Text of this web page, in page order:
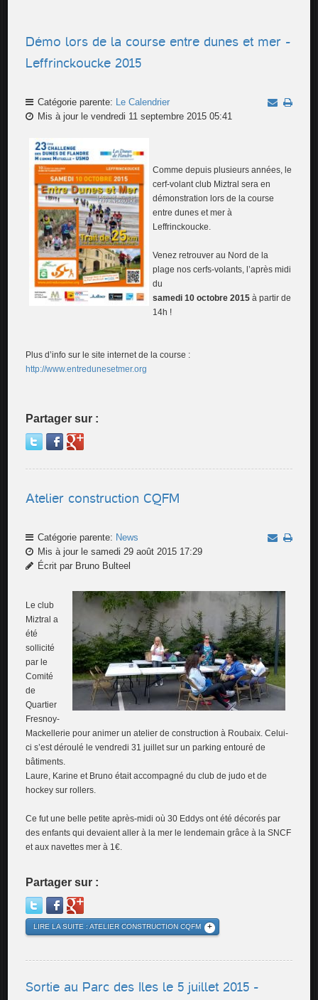
Démo lors de la course entre dunes et mer -
Leffrinckoucke 2015
Catégorie parente: Le Calendrier
Mis à jour le vendredi 11 septembre 2015 05:41
Comme depuis plusieurs années, le
cerf-volant club Miztral sera en
démonstration lors de la course
entre dunes et mer à
Leffrinckoucke.
Venez retrouver au Nord de la
plage nos cerfs-volants, l’après midi
du
samedi 10 octobre 2015 à partir de
14h !
Plus d’info sur le site internet de la course :
http://www.entredunesetmer.org
Partager sur :
Atelier construction CQFM
Catégorie parente: News
Mis à jour le samedi 29 août 2015 17:29
Écrit par Bruno Bulteel
Le club
Miztral a
été
sollicité
par le
Comité
de
Quartier
Fresnoy-
Mackellerie pour animer un atelier de construction à Roubaix. Celui-
ci s’est déroulé le vendredi 31 juillet sur un parking entouré de
bâtiments.
Laure, Karine et Bruno était accompagné du club de judo et de
hockey sur rollers.
Ce fut une belle petite après-midi où 30 Eddys ont été décorés par
des enfants qui devaient aller à la mer le lendemain grâce à la SNCF
et aux navettes mer à 1€.
Partager sur :
LIRE LA SUITE : ATELIER CONSTRUCTION CQFM
Sortie au Parc des Iles le 5 juillet 2015 -